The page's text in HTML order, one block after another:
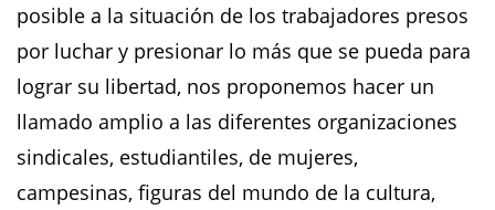
posible a la situación de los trabajadores presos
por luchar y presionar lo más que se pueda para
lograr su libertad, nos proponemos hacer un
llamado amplio a las diferentes organizaciones
sindicales, estudiantiles, de mujeres,
campesinas, figuras del mundo de la cultura,